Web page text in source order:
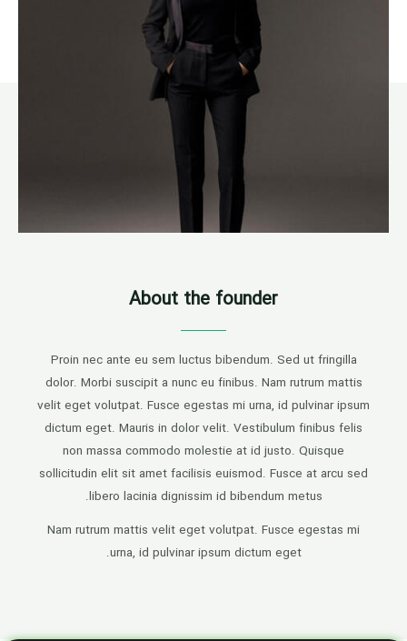
About the founder
Proin nec ante eu sem luctus bibendum. Sed ut fringilla
dolor. Morbi suscipit a nunc eu finibus. Nam rutrum mattis
velit eget volutpat. Fusce egestas mi urna, id pulvinar ipsum
dictum eget. Mauris in dolor velit. Vestibulum finibus felis
non massa commodo molestie at id justo. Quisque
sollicitudin elit sit amet facilisis euismod. Fusce at arcu sed
libero lacinia dignissim id bibendum metus.
Nam rutrum mattis velit eget volutpat. Fusce egestas mi
urna, id pulvinar ipsum dictum eget.